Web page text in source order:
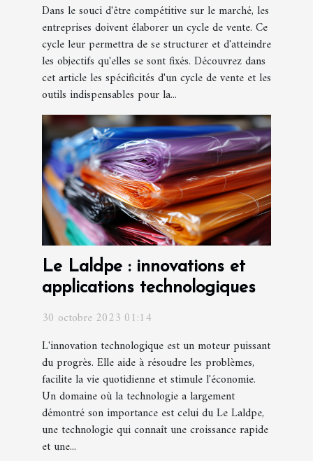
Dans le souci d'être compétitive sur le marché, les
entreprises doivent élaborer un cycle de vente. Ce
cycle leur permettra de se structurer et d'atteindre
les objectifs qu'elles se sont fixés. Découvrez dans
cet article les spécificités d'un cycle de vente et les
outils indispensables pour la...
Le Laldpe : innovations et
applications technologiques
30 octobre 2023 01:14
L'innovation technologique est un moteur puissant
du progrès. Elle aide à résoudre les problèmes,
facilite la vie quotidienne et stimule l'économie.
Un domaine où la technologie a largement
démontré son importance est celui du Le Laldpe,
une technologie qui connaît une croissance rapide
et une...